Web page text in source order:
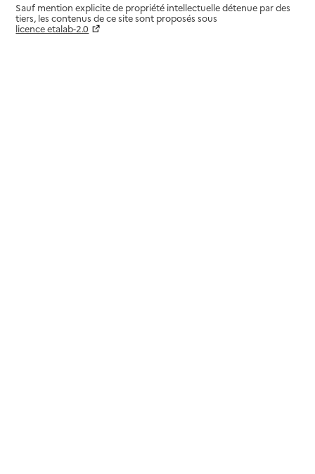
Sauf mention explicite de propriété intellectuelle détenue par des
tiers, les contenus de ce site sont proposés sous
licence etalab-2.0